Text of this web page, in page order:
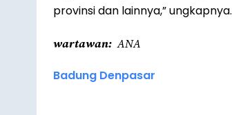
provinsi dan lainnya,” ungkapnya.
wartawan ANA
Badung Denpasar